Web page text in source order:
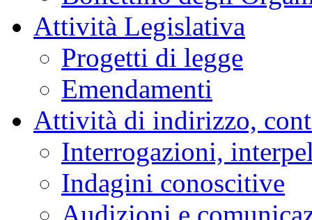
Attività Legislativa
Progetti di legge
Emendamenti
Attività di indirizzo,
Interrogazioni,
Indagini conoscitive